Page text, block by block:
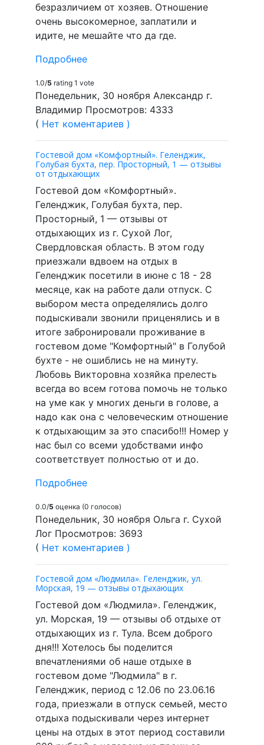
безразличием от хозяев. Отношение
очень высокомерное, заплатили и
идите, не мешайте что да где.
Подробнее
1.0/5 rating 1 vote
Понедельник, 30 ноября Александр г.
Владимир Просмотров: 4333
( Нет коментариев )
Гостевой дом «Комфортный». Геленджик,
Голубая бухта, пер. Просторный, 1 — отзывы
от отдыхающих
Гостевой дом «Комфортный».
Геленджик, Голубая бухта, пер.
Просторный, 1 — отзывы от
отдыхающих из г. Сухой Лог,
Свердловская область. В этом году
приезжали вдвоем на отдых в
Геленджик посетили в июне с 18 - 28
месяце, как на работе дали отпуск. С
выбором места определялись долго
подыскивали звонили приценялись и в
итоге забронировали проживание в
гостевом доме "Комфортный" в Голубой
бухте - не ошиблись не на минуту.
Любовь Викторовна хозяйка прелесть
всегда во всем готова помочь не только
на уме как у многих деньги в голове, а
надо как она с человеческим отношение
к отдыхающим за это спасибо!!! Номер у
нас был со всеми удобствами инфо
соответствует полностью от и до.
Подробнее
0.0/5 оценка (0 голосов)
Понедельник, 30 ноября Ольга г. Сухой
Лог Просмотров: 3693
( Нет коментариев )
Гостевой дом «Людмила». Геленджик, ул.
Морская, 19 — отзывы отдыхающих
Гостевой дом «Людмила». Геленджик,
ул. Морская, 19 — отзывы об отдыхе от
отдыхающих из г. Тула. Всем доброго
дня!!! Хотелось бы поделится
впечатлениями об наше отдыхе в
гостевом доме "Людмила" в г.
Геленджик, период с 12.06 по 23.06.16
года, приезжали в отпуск семьей, место
отдыха подыскивали через интернет
цены на отдых в этот период составили